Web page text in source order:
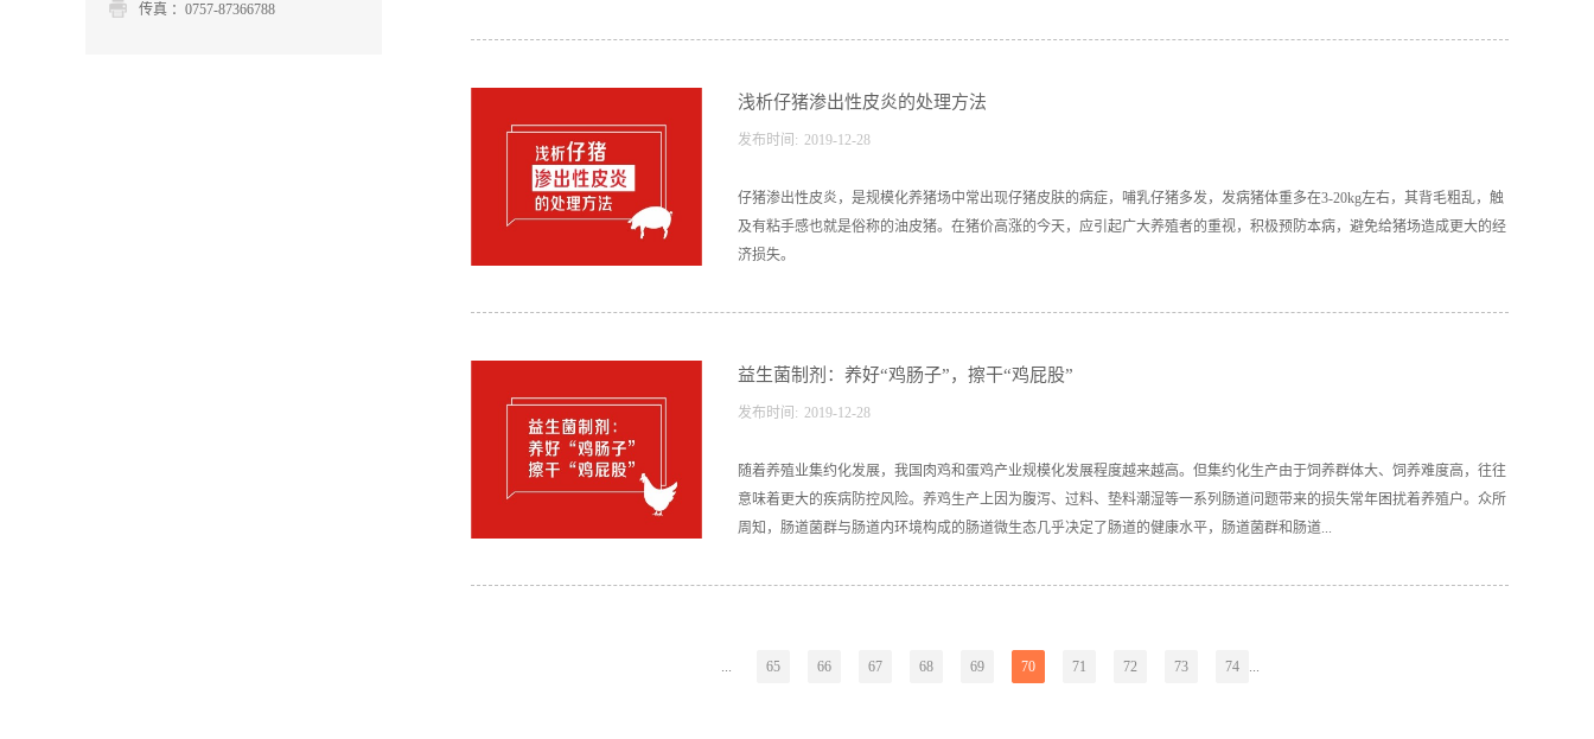
传真 ：0757-87366788
浅析仔猪渗出性皮炎的处理方法
发布时间: 2019-12-28
仔猪渗出性皮炎，是规模化养猪场中常出现仔猪皮肤的病症，哺乳仔猪多发，发病猪体重多在3-20kg左右，其背毛粗乱，触
及有粘手感也就是俗称的油皮猪。在猪价高涨的今天，应引起广大养殖者的重视，积极预防本病，避免给猪场造成更大的经
济损失。
益生菌制剂：养好“鸡肠子”，擦干“鸡屁股”
发布时间: 2019-12-28
随着养殖业集约化发展，我国肉鸡和蛋鸡产业规模化发展程度越来越高。但集约化生产由于饲养群体大、饲养难度高，往往
意味着更大的疾病防控风险。养鸡生产上因为腹泻、过料、垫料潮湿等一系列肠道问题带来的损失常年困扰着养殖户。众所
周知，肠道菌群与肠道内环境构成的肠道微生态几乎决定了肠道的健康水平，肠道菌群和肠道...
的菌群容易移位，因此肠道微生态紊乱造成的肠道健康问题更加突出。
... 65 66 67 68 69 70 71 72 73 74 ...